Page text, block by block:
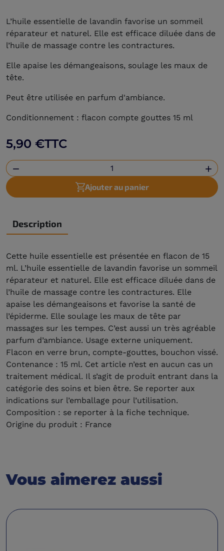
L’huile essentielle de lavandin favorise un sommeil
réparateur et naturel. Elle est efficace diluée dans de
l’huile de massage contre les contractures.
Elle apaise les démangeaisons, soulage les maux de
tête.
Peut être utilisée en parfum d'ambiance.
Conditionnement : flacon compte gouttes 15 ml
5,90 €TTC
 
Ajouter au panier
Description
Cette huile essentielle est présentée en flacon de 15
ml. L’huile essentielle de lavandin favorise un sommeil
réparateur et naturel. Elle est efficace diluée dans de
l’huile de massage contre les contractures. Elle
apaise les démangeaisons et favorise la santé de
l’épiderme. Elle soulage les maux de tête par
massages sur les tempes. C’est aussi un très agréable
parfum d’ambiance. Usage externe uniquement.
Flacon en verre brun, compte-gouttes, bouchon vissé.
Contenance : 15 ml. Cet article n’est en aucun cas un
traitement médical. Il s’agit de produit entrant dans la
catégorie des soins et bien être. Se reporter aux
indications sur l’emballage pour l’utilisation.
Composition : se reporter à la fiche technique.
Origine du produit : France
Vous aimerez aussi